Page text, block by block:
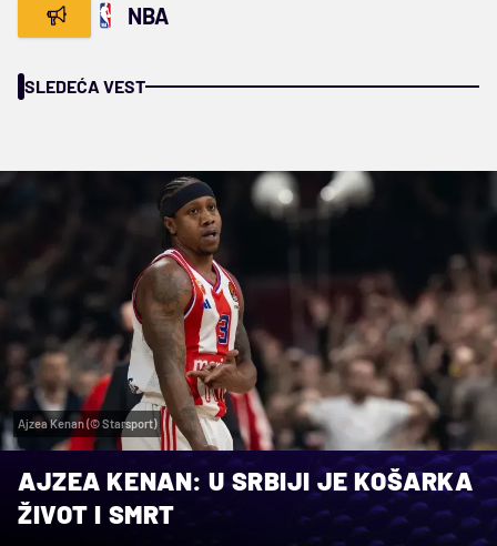
NBA
SLEDEĆA VEST
Ajzea Kenan (© Starsport)
AJZEA KENAN: U SRBIJI JE KOŠARKA
ŽIVOT I SMRT